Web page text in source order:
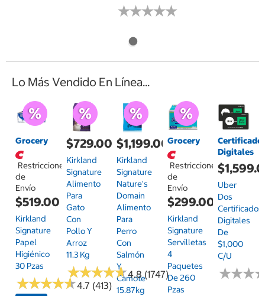
★★★★★
★★★★★
Lo Más Vendido En Línea...
Grocery
Restricciones
de
Envío
$519.00
Kirkland
Signature
Papel
Higiénico
30 Pzas
★★★★★
★★★★★4.7 (413)
$729.00
Kirkland
Signature
Alimento
Para
Gato
Con
Pollo Y
Arroz
11.3 Kg
★★★★★
★★★★★4.8 (1747)
$1,199.00
Kirkland
Signature
Nature's
Domain
Alimento
Para
Perro
Con
Salmón
Y
Camote
15.87kg
Grocery
Restricciones
de
Envío
$299.00
Kirkland
Signature
Servilletas
4
Paquetes
De 260
Pzas
Digitales
Uber
Dos
Certificados
Digitales
De
$1,000
C/u
★★★
★★★